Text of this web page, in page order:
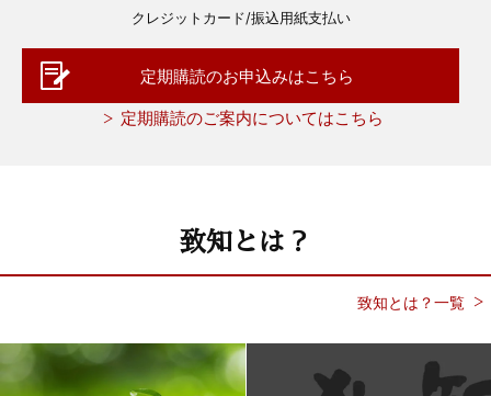
クレジットカード/振込用紙支払い
定期購読のお申込みはこちら
定期購読のご案内についてはこちら
致知とは？
致知とは？一覧